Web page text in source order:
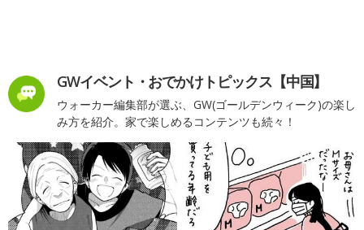
GWイベント・おでかけトピックス【中国】
ウォーカー編集部が選ぶ、GW(ゴールデンウィーク)の楽し
み方を紹介。家で楽しめるコンテンツも続々！